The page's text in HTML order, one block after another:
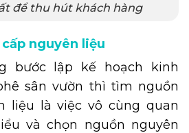
để thu hút khách hàng
nguyên liệu
bước lập kế hoạch kinh
sân vườn thì tìm nguồn
liệu là việc vô cùng quan
và chọn nguồn nguyên